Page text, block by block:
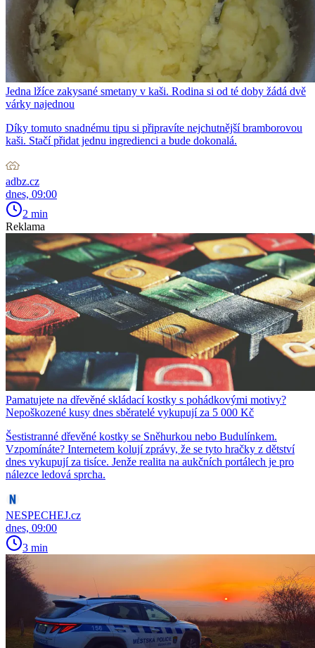
Jedna lžíce zakysané smetany v kaši. Rodina si od té doby žádá dvě
várky najednou
Díky tomuto snadnému tipu si připravíte nejchutnější bramborovou
kaši. Stačí přidat jednu ingredienci a bude dokonalá.
adbz.cz
dnes, 09:00
2 min
Reklama
Pamatujete na dřevěné skládací kostky s pohádkovými motivy?
Nepoškozené kusy dnes sběratelé vykupují za 5 000 Kč
Šestistranné dřevěné kostky se Sněhurkou nebo Budulínkem.
Vzpomínáte? Internetem kolují zprávy, že se tyto hračky z dětství
dnes vykupují za tisíce. Jenže realita na aukčních portálech je pro
nálezce ledová sprcha.
NESPECHEJ.cz
dnes, 09:00
3 min